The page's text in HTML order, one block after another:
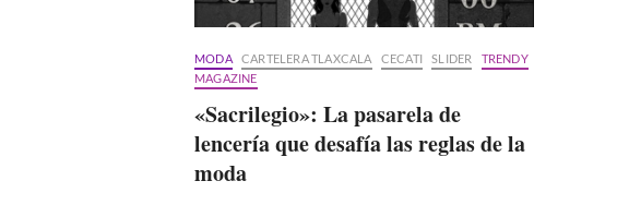
MODA CARTELERA TLAXCALA CECATI SLIDER
TRENDY
MAGAZINE
«Sacrilegio»: La pasarela de
lencería que desafía las reglas de la
moda